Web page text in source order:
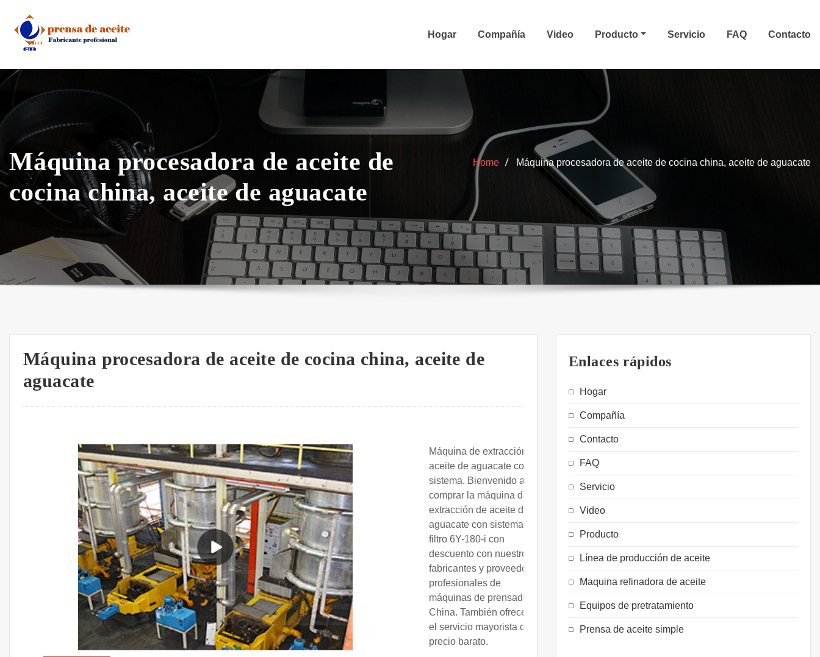
content
Hogar Compañía Video Producto Servicio FAQ Contacto
Máquina procesadora de aceite de
cocina china, aceite de aguacate
Home Máquina procesadora de aceite de cocina china, aceite de aguacate
Máquina procesadora de aceite de cocina china, aceite de
aguacate
Máquina de extracción de
aceite de aguacate con
sistema. Bienvenido a
comprar la máquina de
extracción de aceite de
aguacate con sistema de
filtro 6Y-180-i con
descuento con nuestros
fabricantes y proveedores
profesionales de
máquinas de prensado en
China. También ofrecemos
el servicio mayorista con
precio barato.
Enlaces rápidos
Hogar
Compañía
Contacto
FAQ
Servicio
Video
Producto
Línea de producción de aceite
Maquina refinadora de aceite
Equipos de pretratamiento
Prensa de aceite simple